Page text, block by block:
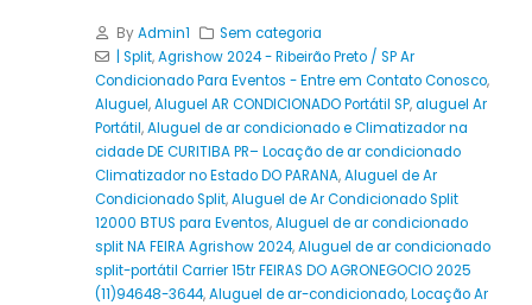
ByAdmin1
Sem categoria
| Split,Agrishow 2024 - Ribeirão Preto / SP Ar
Condicionado Para Eventos - Entre em Contato Conosco,
Aluguel,Aluguel AR CONDICIONADO Portátil SP,aluguel Ar
Portátil,Aluguel de ar condicionado e Climatizador na
cidade DE CURITIBA PR– Locação de ar condicionado
Climatizador no Estado DO PARANA,Aluguel de Ar
Condicionado Split,Aluguel de Ar Condicionado Split
12000 BTUS para Eventos,Aluguel de ar condicionado
split NA FEIRA Agrishow 2024,Aluguel de ar condicionado
split-portátil Carrier 15tr FEIRAS DO AGRONEGOCIO 2025
(11)94648-3644,Aluguel de ar-condicionado,Locação Ar